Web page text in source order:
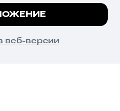
причиняет вред здоровью,
и влечёт установленную
на сайте все
веб-версии